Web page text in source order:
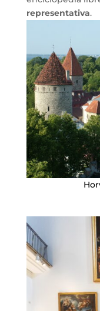
representativa.